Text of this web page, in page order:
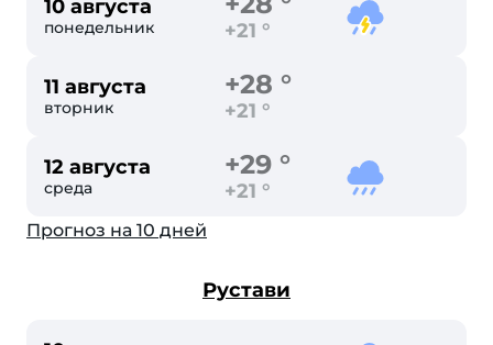
10 августа
понедельник +21 °
11 августа
вторник
+28 °
+21 °
12 августа
среда
+29 °
+21 °
Прогноз на 10 дней
Рустави